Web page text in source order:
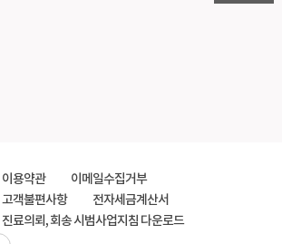
이용약관
이메일수집거부
고객불편사항
전자세금계산서
진료의뢰, 회송 시범사업지침 다운로드